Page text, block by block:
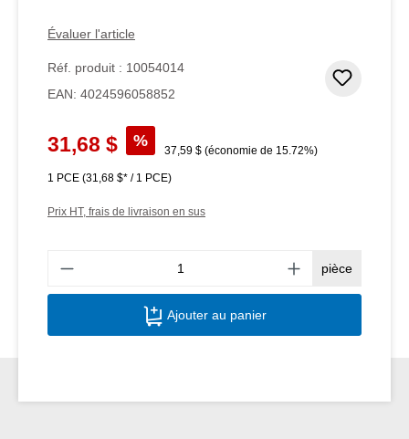
Évaluer l'article
Réf. produit : 10054014
EAN: 4024596058852
Prix de vente :
31,68 $ % Prix régulier :
37,59 $ (économie de 15.72%)
1 PCE (31,68 $* / 1 PCE)
Prix HT, frais de livraison en sus
pièce
Ajouter au panier